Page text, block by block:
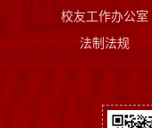
校友工作办公室
法制法规